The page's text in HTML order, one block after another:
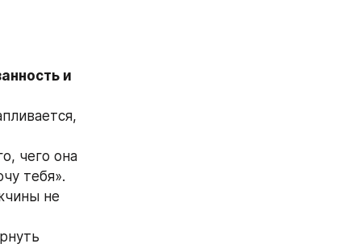
и
чего она
тебя».
не